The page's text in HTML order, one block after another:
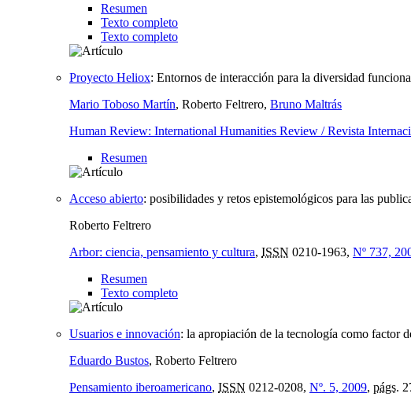
Resumen
Texto completo
Texto completo
Proyecto Heliox: Entornos de interacción para la diversidad
Mario Toboso Martín, Roberto Feltrero, Bruno Maltrás
Human Review: International Humanities Review / Revista
Resumen
Acceso abierto: posibilidades y retos epistemológicos para las
Roberto Feltrero
Arbor: ciencia, pensamiento y cultura, ISSN 0210-1963, Nº 737,
Resumen
Texto completo
Usuarios e innovación: la apropiación de la tecnología como factor
Eduardo Bustos, Roberto Feltrero
Pensamiento iberoamericano, ISSN 0212-0208, Nº. 5, 2009, págs.